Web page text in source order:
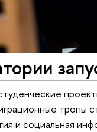
тропы
и социальная